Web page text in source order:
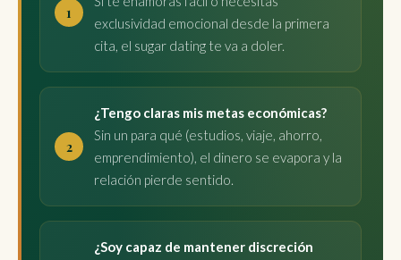
exclusividad emocional desde la primera
cita, el sugar dating te va a doler.
¿Tengo claras mis metas económicas?
Sin un para qué (estudios, viaje, ahorro,
emprendimiento), el dinero se evapora y la
relación pierde sentido.
¿Soy capaz de mantener discreción